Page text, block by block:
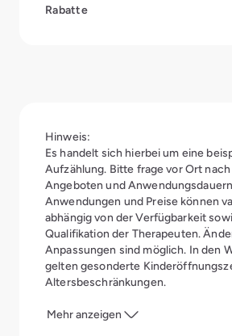
Rabatte
Hinweis:
Es handelt sich hierbei um eine
Aufzählung. Bitte frage vor Ort
Angeboten und
Anwendungen und Preise können
abhängig von der Verfügbarkeit
Qualifikation der Therapeuten.
Anpassungen sind möglich. In den
gelten gesonderte
Altersbeschränkungen.
Mehr anzeigen